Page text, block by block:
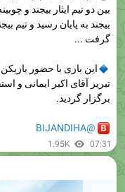
گرفت ...
این بازی با حضور بازیکن
برگزار گردید.
@BIJANDIHA